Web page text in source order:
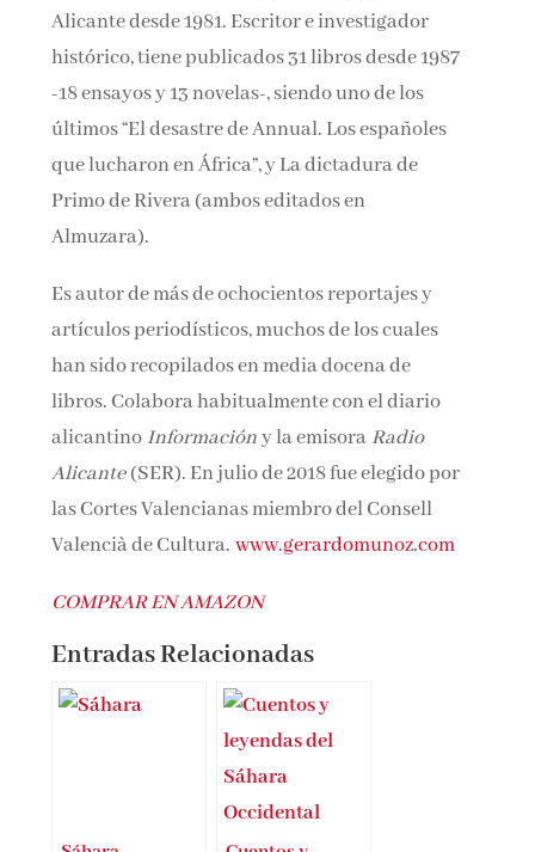
Alicante desde 1981. Escritor e investigador
histórico, tiene publicados 31 libros desde 1987
-18 ensayos y 13 novelas-, siendo uno de los
últimos “El desastre de Annual. Los españoles
que lucharon en África”, y La dictadura de
Primo de Rivera (ambos editados en
Almuzara).
Es autor de más de ochocientos reportajes y
artículos periodísticos, muchos de los cuales
han sido recopilados en media docena de
libros. Colabora habitualmente con el diario
alicantino Informacióny la emisora Radio
Alicante(SER). En julio de 2018 fue elegido por
las Cortes Valencianas miembro del Consell
Valencià de Cultura.www.gerardomunoz.com
COMPRAR EN AMAZON
Entradas Relacionadas